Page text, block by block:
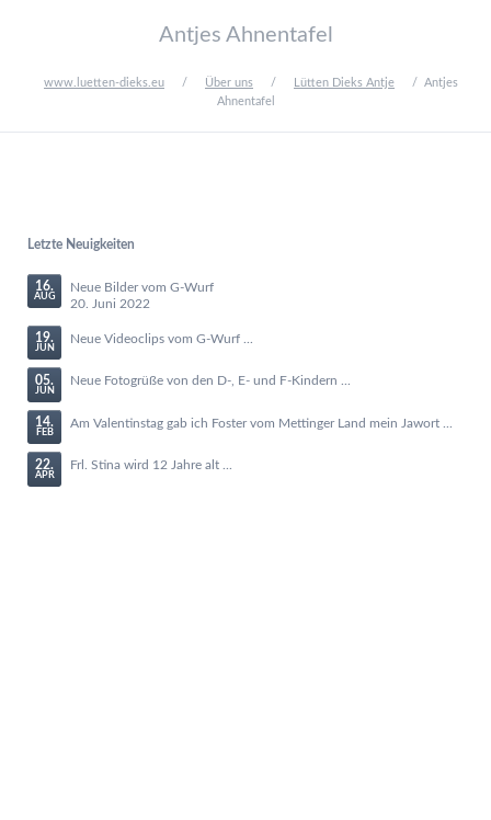
Twitter LinkedInGoogle+ FacebookRSS-
Antjes Ahnentafel
www.luetten-dieks.eu Über uns Lütten Dieks Antje
Antjes
Ahnentafel
Letzte Neuigkeiten
16.
AUG
Neue Bilder vom G-Wurf
20. Juni 2022
19.
JUN
Neue Videoclips vom G-Wurf ...
05.
JUN
Neue Fotogrüße von den D-, E- und F-Kindern ...
14.
FEB
Am Valentinstag gab ich Foster vom Mettinger Land mein Jawort ...
22.
APR
Frl. Stina wird 12 Jahre alt ...